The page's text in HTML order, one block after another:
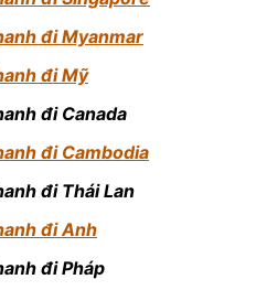
đi Myanmar
đi Mỹ
đi Canada
đi Cambodia
đi Thái Lan
đi Anh
đi Pháp